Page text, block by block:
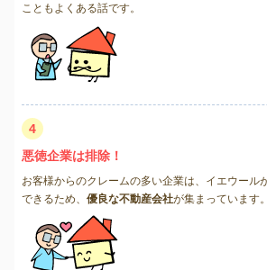
こともよくある話です。
4
悪徳企業は排除！
お客様からのクレームの多い企業は、イエウール
できるため、 優良な不動産会社が集まっています。